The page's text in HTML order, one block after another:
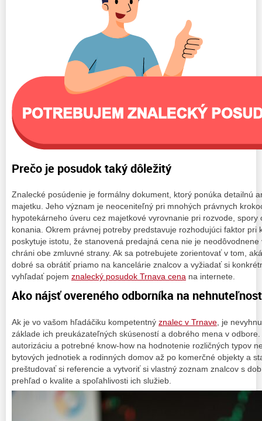
Prečo je posudok taký dôležitý
Znalecké posúdenie je formálny dokument, ktorý ponúka detailnú
majetku. Jeho význam je neoceniteľný pri mnohých právnych
hypotekárneho úveru cez majetkové vyrovnanie pri rozvode, spory
konania. Okrem právnej potreby predstavuje rozhodujúci faktor pri
poskytuje istotu, že stanovená predajná cena nie je
chráni obe zmluvné strany. Ak sa potrebujete zorientovať v tom,
dobré sa obrátiť priamo na kancelárie znalcov a vyžiadať si
vyhľadať pojem znalecký posudok Trnava cena na internete.
Ako nájsť overeného odborníka na
Ak je vo vašom hľadáčiku kompetentný znalec v Trnave , je
základe ich preukázateľných skúseností a dobrého mena v
autorizáciu a potrebné know-how na hodnotenie rozličných typov
bytových jednotiek a rodinných domov až po komerčné objekty a
preštudovať si referencie a vytvoriť si vlastný zoznam znalcov s
prehľad o kvalite a spoľahlivosti ich služieb.